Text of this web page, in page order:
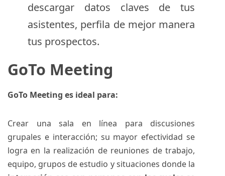
descargar datos claves de tus
asistentes, perfila de mejor manera
tus prospectos.
GoTo Meeting
GoTo Meeting es ideal para:
Crear una sala en línea para discusiones
grupales e interacción; su mayor efectividad se
logra en la realización de reuniones de trabajo,
equipo, grupos de estudio y situaciones donde la